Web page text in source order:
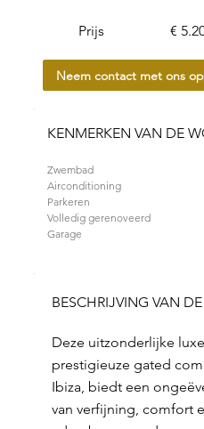
Prijs €
Neem contact met ons
KENMERKEN VAN DE
Zwembad
Airconditioning
Parkeren
Volledig gerenoveerd
Garage
BESCHRIJVING VAN
Deze uitzonderlijke
prestigieuze gated
Ibiza, biedt een
van verfijning, comfort